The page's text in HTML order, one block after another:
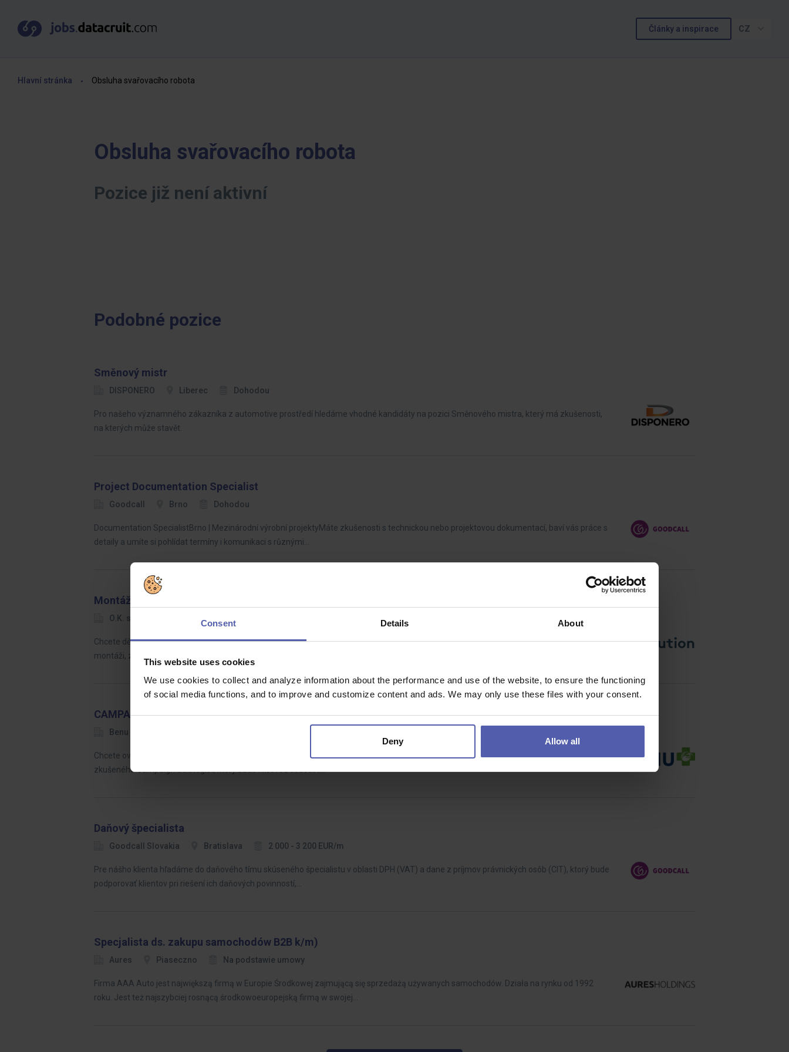
Consent Details About
This website uses cookies
We use cookies to collect and analyze information about the performance and use of the website, to ensure the functioning
of social media functions, and to improve and customize content and ads. We may only use these files with your consent.
Deny Allow all
Články a inspirace CZ
Hlavní stránka Obsluha svařovacího robota
Obsluha svařovacího robota
Pozice již není aktivní
Podobné pozice
Směnový mistr
DISPONERO Liberec Dohodou
Pro našeho významného zákazníka z automotive prostředí hledáme vhodné kandidáty na pozici Směnového mistra, který má zkušenosti,
na kterých může stavět.
Project Documentation Specialist
Goodcall Brno Dohodou
Documentation SpecialistBrno | Mezinárodní výrobní projektyMáte zkušenosti s technickou nebo projektovou dokumentací, baví vás práce s
detaily a umíte si pohlídat termíny i komunikaci s různými…
Montážní technik dopravních technologií
O.K. solution Brno-město / Brno
Chcete dělat elektro práci, která je opravdu vidět?Hledáme šikovného elektro kandidáta pro práci v Brně a okolí, který se bude podílet na
montáži, zapojování a oživování dopravních technologií – od…
CAMPAIGN STRATEGIST – B2C CRM
Benu
Chcete ovlivnit, jak miliony zákazníků vnímají komunikaci lékáren BENU? Baví vás data, kampaně a viditelné výsledky vaší práce? Hledáme
zkušeného Campaign Strategist, který bude klíčovou součástí…
Daňový špecialista
Goodcall Slovakia Bratislava 2 000 - 3 200 EUR/m
Pre nášho klienta hľadáme do daňového tímu skúseného špecialistu v oblasti DPH (VAT) a dane z príjmov právnických osôb (CIT), ktorý bude
podporovať klientov pri riešení ich daňových povinností,…
Specjalista ds. zakupu samochodów B2B k/m)
Aures Piaseczno Na podstawie umowy
Firma AAA Auto jest największą firmą w Europie Środkowej zajmującą się sprzedażą używanych samochodów. Działa na rynku od 1992
roku. Jest też najszybciej rosnącą środkowoeuropejską firmą w swojej…